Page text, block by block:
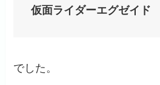
仮面ライダーエグゼイド
でした。